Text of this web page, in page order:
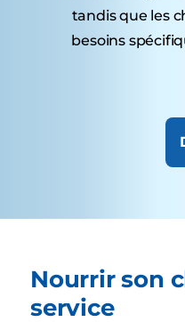
tandis que les
besoins
Nourrir son
service